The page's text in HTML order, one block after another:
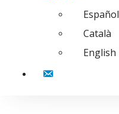
Español
Català
English
Contacto